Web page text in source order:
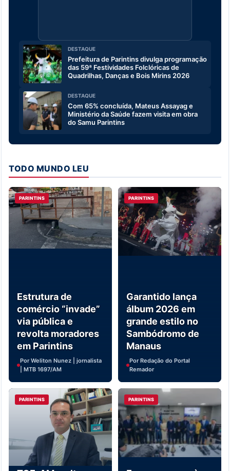
DESTAQUE
Prefeitura de Parintins divulga programação
das 59ª Festividades Folclóricas de
Quadrilhas, Danças e Bois Mirins 2026
DESTAQUE
Com 65% concluída, Mateus Assayag e
Ministério da Saúde fazem visita em obra
do Samu Parintins
TODO MUNDO LEU
PARINTINS
Estrutura de
comércio “invade”
via pública e
revolta moradores
em Parintins
Por Weliton Nunez | jornalista
| MTB 1697/AM
PARINTINS
Garantido lança
álbum 2026 em
grande estilo no
Sambódromo de
Manaus
Por Redação do Portal
Remador
PARINTINS PARINTINS